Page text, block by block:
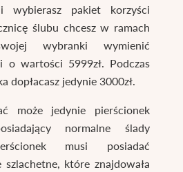
wybierasz pakiet korzyści
ślubu chcesz w ramach
wybranki wymienić
o wartości 5999zł. Podczas
dopłacasz jedynie 3000zł.
może jedynie pierścionek
normalne ślady
musi posiadać
które znajdowała